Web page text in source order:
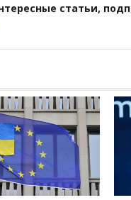
статьи,